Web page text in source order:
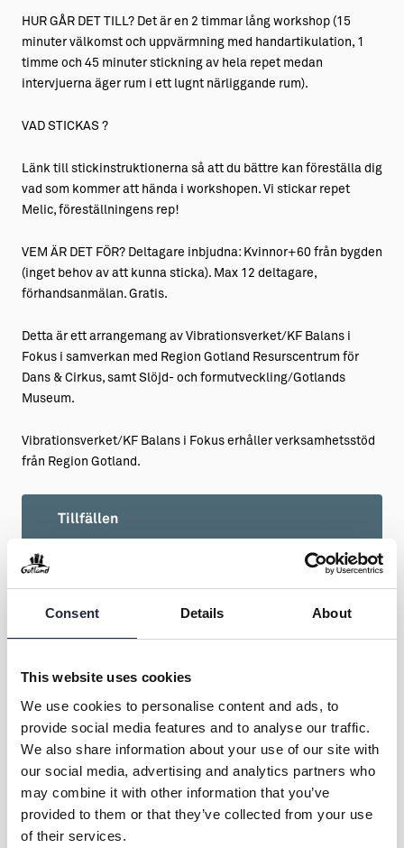
Consent Details About
This website uses cookies
We use cookies to personalise content and ads, to
provide social media features and to analyse our traffic.
We also share information about your use of our site with
our social media, advertising and analytics partners who
may combine it with other information that you’ve
provided to them or that they’ve collected from your use
of their services.
HUR GÅR DET TILL? Det är en 2 timmar lång workshop (15
minuter välkomst och uppvärmning med handartikulation, 1
timme och 45 minuter stickning av hela repet medan
intervjuerna äger rum i ett lugnt närliggande rum).
VAD STICKAS ?
Länk till stickinstruktionerna så att du bättre kan föreställa dig
vad som kommer att hända i workshopen. Vi stickar repet
Melic, föreställningens rep!
VEM ÄR DET FÖR? Deltagare inbjudna: Kvinnor+60 från bygden
(inget behov av att kunna sticka). Max 12 deltagare,
förhandsanmälan. Gratis.
Detta är ett arrangemang av Vibrationsverket/KF Balans i
Fokus i samverkan med Region Gotland Resurscentrum för
Dans & Cirkus, samt Slöjd- och formutveckling/Gotlands
Museum.
Vibrationsverket/KF Balans i Fokus erhåller verksamhetsstöd
från Region Gotland.
Tillfällen
22
Förhandsanmäl ditt deltagande i Biljettkiosken